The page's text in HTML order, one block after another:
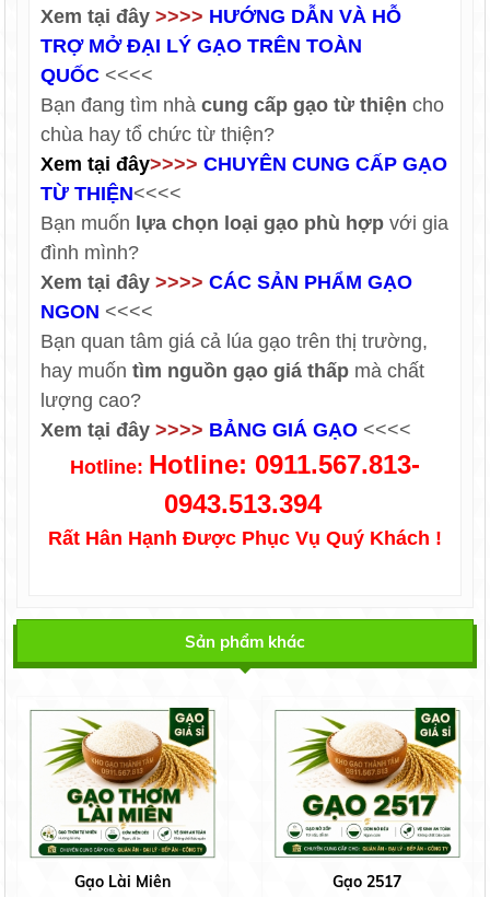
Xem tại đây >>>> HƯỚNG DẪN VÀ HỖ
TRỢ MỞ ĐẠI LÝ GẠO TRÊN TOÀN
QUỐC <<<<
Bạn đang tìm nhàcung cấp gạo từ thiện cho
chùa hay tổ chức từ thiện?
Xem tại đây>>>> CHUYÊN CUNG CẤP GẠO
TỪ THIỆN<<<<
Bạn muốn lựa chọn loại gạo phù hợp với gia
đình mình?
Xem tại đây >>>> CÁC SẢN PHẨM GẠO
NGON <<<<
Bạn quan tâm giá cả lúa gạo trên thị trường,
hay muốntìm nguồn gạo giá thấp mà chất
lượng cao?
Xem tại đây >>>> BẢNG GIÁ GẠO <<<<
Hotline: Hotline: 0911.567.813-
0943.513.394
Rất Hân Hạnh Được Phục Vụ Quý Khách !
Sản phẩm khác
Gạo Lài Miên
Gạo 2517